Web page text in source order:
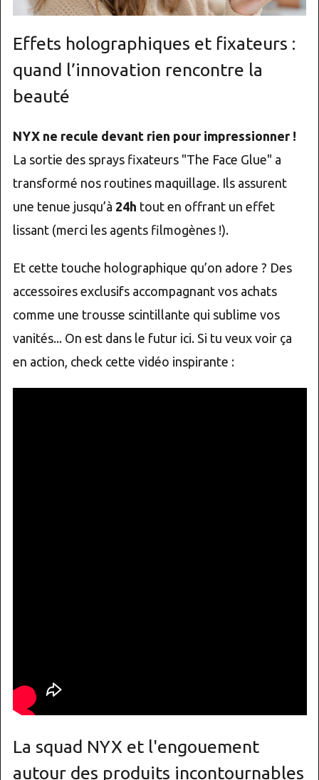
Effets holographiques et fixateurs :
quand l’innovation rencontre la
beauté
NYX ne recule devant rien pour impressionner !
La sortie des sprays fixateurs "The Face Glue" a
transformé nos routines maquillage. Ils assurent
une tenue jusqu’à 24h tout en offrant un effet
lissant (merci les agents filmogènes !).
Et cette touche holographique qu’on adore ? Des
accessoires exclusifs accompagnant vos achats
comme une trousse scintillante qui sublime vos
vanités... On est dans le futur ici. Si tu veux voir ça
en action, check cette vidéo inspirante :
La squad NYX et l'engouement
autour des produits incontournables